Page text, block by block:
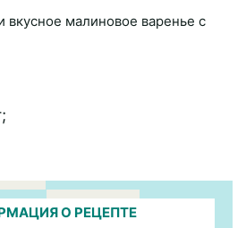
О РЕЦЕПТЕ